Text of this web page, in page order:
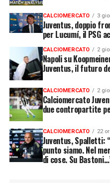
CALCIOMERCATO 3
Juventus, doppio
per Lucumí, il PSG
CALCIOMERCATO 2
Napoli su
Juventus, il futuro
CALCIOMERCATO 2
Calciomercato
due contropartite
CALCIOMERCATO 22
Juventus, Spalletti:
punto siamo. Nel
di cose. Su